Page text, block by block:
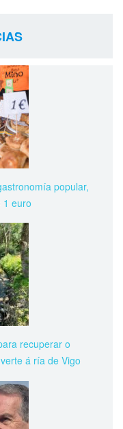
popular,
1 euro
recuperar o
á ría de Vigo